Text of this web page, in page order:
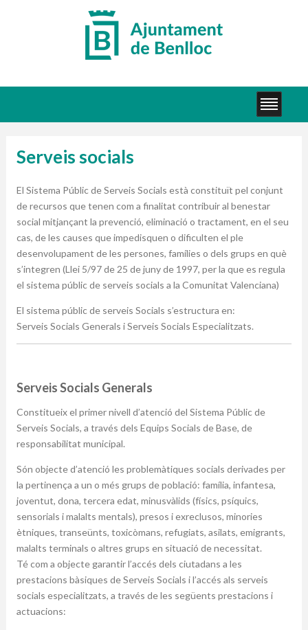
Serveis socials
El Sistema Públic de Serveis Socials està constituït pel conjunt
de recursos que tenen com a finalitat contribuir al benestar
social mitjançant la prevenció, eliminació o tractament, en el seu
cas, de les causes que impedisquen o dificulten el ple
desenvolupament de les persones, famílies o dels grups en què
s’integren (Llei 5/97 de 25 de juny de 1997, per la que es regula
el sistema públic de serveis socials a la Comunitat Valenciana)
El sistema públic de serveis Socials s’estructura en:
Serveis Socials Generals i Serveis Socials Especialitzats.
Serveis Socials Generals
Constitueix el primer nivell d’atenció del Sistema Públic de
Serveis Socials, a través dels Equips Socials de Base, de
responsabilitat municipal.
Són objecte d’atenció les problemàtiques socials derivades per
la pertinença a un o més grups de població: família, infantesa,
joventut, dona, tercera edat, minusvàlids (físics, psíquics,
sensorials i malalts mentals), presos i exreclusos, minories
ètniques, transeünts, toxicòmans, refugiats, asilats, emigrants,
malalts terminals o altres grups en situació de necessitat.
Té com a objecte garantir l’accés dels ciutadans a les
prestacions bàsiques de Serveis Socials i l’accés als serveis
socials especialitzats, a través de les següents prestacions i
actuacions: